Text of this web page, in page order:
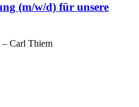
(m/w/d) für unsere
– Carl Thiem